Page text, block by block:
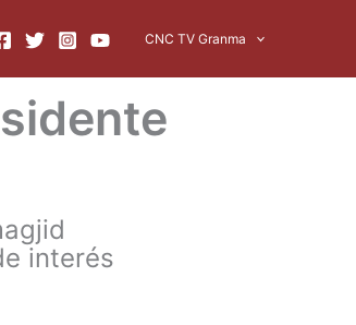
CNC TV Granma
interés